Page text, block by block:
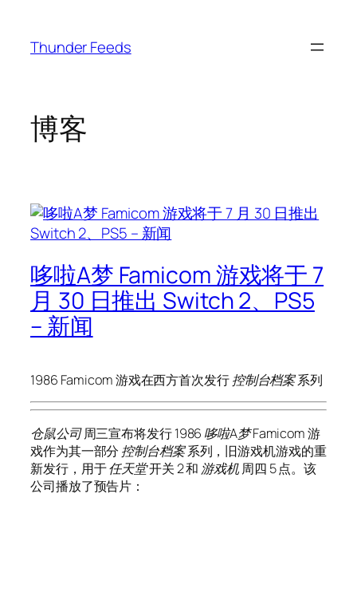
Thunder Feeds
博客
哆啦A梦 Famicom 游戏将于 7
月 30 日推出 Switch 2、PS5
– 新闻
1986 Famicom 游戏在西方首次发行控制台档案系列
仓鼠公司周三宣布将发行 1986 哆啦A梦Famicom 游
戏作为其一部分 控制台档案系列，旧游戏机游戏的重
新发行，用于任天堂开关 2 和 游戏机周四 5 点。该
公司播放了预告片：